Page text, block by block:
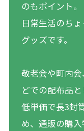
のもポイント。
日常生活のち
グッズです。
敬老会や町内
どでの配布品と
低単価で長3封
め、通販の購